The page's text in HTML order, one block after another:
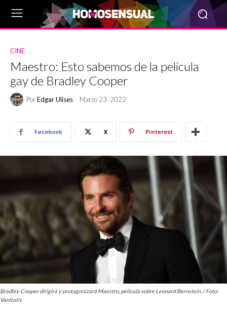
CINE
Maestro: Esto sabemos de la película
gay de Bradley Cooper
PorEdgar Ulises Marzo 23, 2022
Facebook X Pinterest
Bradley Cooper dirigirá y protagonizará Maestro, película sobre Leonard Bernstein. / Foto:
Vanitatis